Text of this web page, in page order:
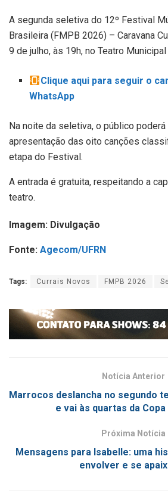
A segunda seletiva do 12º Festival
Brasileira (FMPB 2026) – Caravana
9 de julho, às 19h, no Teatro Municipal
Clique aqui para seguir o
WhatsApp
Na noite da seletiva, o público poderá
apresentação das oito canções
etapa do Festival.
A entrada é gratuita, respeitando a
teatro.
Imagem: Divulgação
Fonte: Agecom/UFRN
Tags: Currais Novos FMPB 2026
Notícia Anterior
Marrocos deslancha no segundo
e vai às quartas da Copa
Próxima Notícia
Mensagens para Isabelle: uma
envolver e se